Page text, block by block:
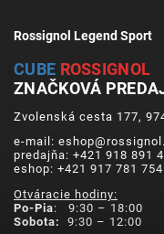
Rossignol Legend Sport
CUBE ROSSIGNOL
ZNAČKOVÁ
Zvolenská cesta 177,
e-mail:
predajňa: +421 918 891
eshop: +421 917 781 754
Otváracie hodiny:
Po-Pia: 9:30 – 18:00
Sobota:
9:30 – 12:00